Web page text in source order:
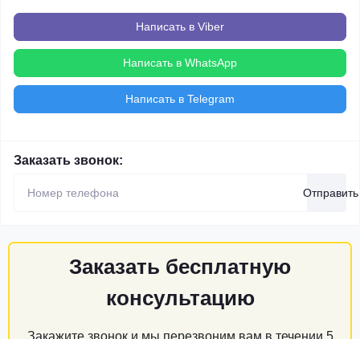
Написать в Viber
Написать в WhatsApp
Написать в Telegram
Заказать звонок:
Отправить
Заказать бесплатную
консультацию
Закажите звонок и мы перезвоним вам в течении 5